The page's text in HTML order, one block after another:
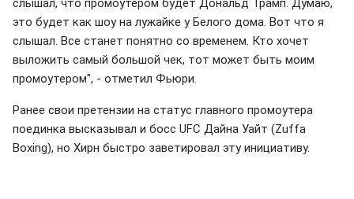
это будет как шоу на лужайке у Белого дома. Вот что я
слышал. Все станет понятно со временем. Кто хочет
выложить самый большой чек, тот может быть моим
промоутером", - отметил Фьюри.
Ранее свои претензии на статус главного промоутера
поединка высказывал и босс UFC Дайна Уайт (Zuffa
Boxing), но Хирн быстро заветировал эту инициативу.